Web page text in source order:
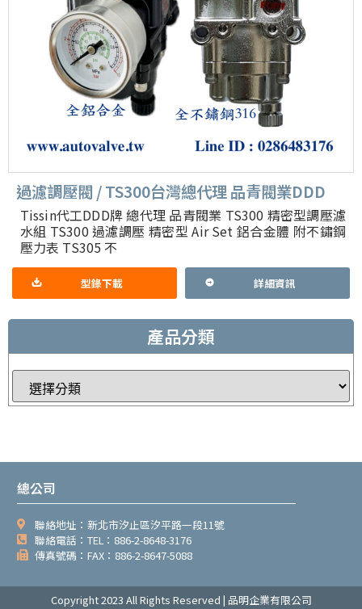
產品分類
過濾調壓閥 / TS300台灣總代理 品青閥業DDD
Tissin代工DDD牌 總代理 品青閥業 TS300 精密型調壓濾
水組 TS300 過濾調壓 精密型 Air Set 鋁合金體 附不鏽鋼
壓力表 TS305 不
型錄下載 詳細資訊
總公司
聯絡地址：新北市汐止區汐平路一段11號
聯絡電話：TEL：886-2-8648-3176
傳真號碼：FAX：886-2-8647-5088
Copyright 2023 All Rights Reserved | 品明企業有限公司